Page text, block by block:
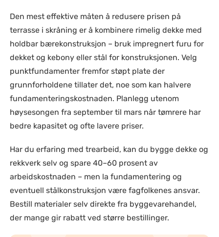
Den mest effektive måten å redusere prisen på
terrasse i skråning er å kombinere rimelig dekke med
holdbar bærekonstruksjon – bruk impregnert furu for
dekket og kebony eller stål for konstruksjonen. Velg
punktfundamenter fremfor støpt plate der
grunnforholdene tillater det, noe som kan halvere
fundamenteringskostnaden. Planlegg utenom
høysesongen fra september til mars når tømrere har
bedre kapasitet og ofte lavere priser.
Har du erfaring med trearbeid, kan du bygge dekke og
rekkverk selv og spare 40–60 prosent av
arbeidskostnaden – men la fundamentering og
eventuell stålkonstruksjon være fagfolkenes ansvar.
Bestill materialer selv direkte fra byggevarehandel,
der mange gir rabatt ved større bestillinger.